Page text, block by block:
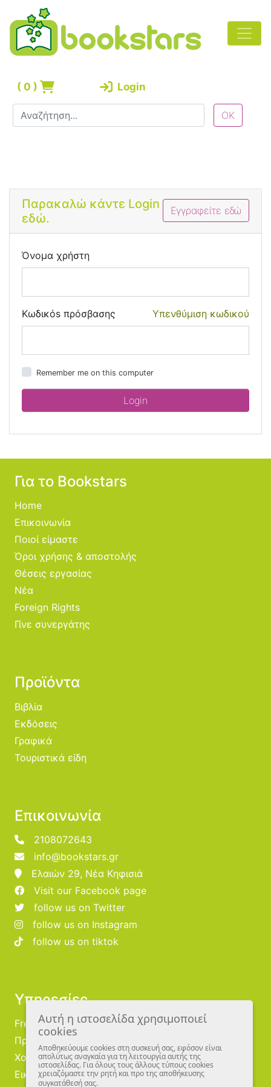
( 0 ) Login
Εγγραφείτε εδώ
Παρακαλώ κάντε Login
εδώ.
Όνομα χρήστη
Υπενθύμιση κωδικού
Κωδικόs πρόσβασης
Remember me on this computer
Για το Bookstars
Home
Επικοινωνία
Ποιοί είμαστε
Όροι χρήσης & αποστολής
Θέσεις εργασίας
Νέα
Foreign Rights
Γίνε συνεργάτης
Προϊόντα
Βιβλία
Εκδόσεις
Γραφικά
Τουριστικά είδη
Επικοινωνία
2108072643
info@bookstars.gr
Ελαιών 29, Νέα Κηφισιά
Visit our Facebook page
follow us on Twitter
follow us on Instagram
follow us on tiktok
Υπηρεσίες
Free Publishing
Προμηθευτές
Χονδρική
Εικονογράφοι
Αυτή η ιστοσελίδα χρησιμοποιεί
cookies
Αποθηκεύουμε cookies στη συσκευή σας, εφόσον είναι
απολύτως αναγκαία για τη λειτουργία αυτής της
ιστοσελίδας. Για όλους τους άλλους τύπους cookies
χρειαζόμαστε την ρητή και προ της αποθήκευσης
συγκατάθεσή σας.